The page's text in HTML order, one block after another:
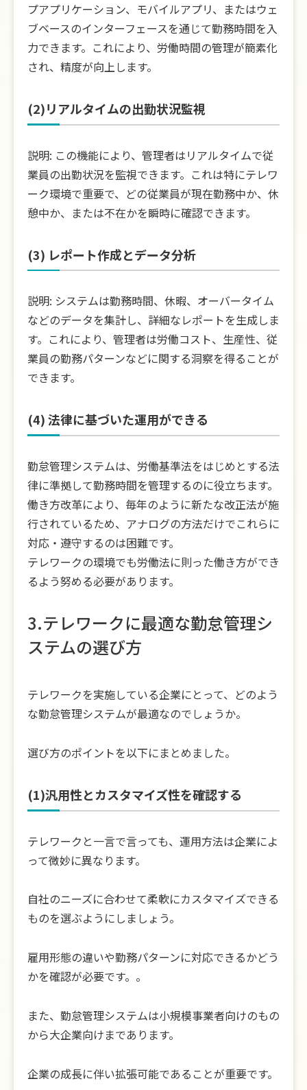
プアプリケーション、モバイルアプリ、またはウェ
ブベースのインターフェースを通じて勤務時間を入
力できます。これにより、労働時間の管理が簡素化
され、精度が向上します。
(2)リアルタイムの出勤状況監視
説明: この機能により、管理者はリアルタイムで従
業員の出勤状況を監視できます。これは特にテレワ
ーク環境で重要で、どの従業員が現在勤務中か、休
憩中か、または不在かを瞬時に確認できます。
(3) レポート作成とデータ分析
説明: システムは勤務時間、休暇、オーバータイム
などのデータを集計し、詳細なレポートを生成しま
す。これにより、管理者は労働コスト、生産性、従
業員の勤務パターンなどに関する洞察を得ることが
できます。
(4) 法律に基づいた運用ができる
勤怠管理システムは、労働基準法をはじめとする法
律に準拠して勤務時間を管理するのに役立ちます。
働き方改革により、毎年のように新たな改正法が施
行されているため、アナログの方法だけでこれらに
対応・遵守するのは困難です。
テレワークの環境でも労働法に則った働き方ができ
るよう努める必要があります。
3.テレワークに最適な勤怠管理シ
ステムの選び方
テレワークを実施している企業にとって、どのよう
な勤怠管理システムが最適なのでしょうか。
選び方のポイントを以下にまとめました。
(1)汎用性とカスタマイズ性を確認する
テレワークと一言で言っても、運用方法は企業によ
って微妙に異なります。
自社のニーズに合わせて柔軟にカスタマイズできる
ものを選ぶようにしましょう。
雇用形態の違いや勤務パターンに対応できるかどう
かを確認が必要です。。
また、勤怠管理システムは小規模事業者向けのもの
から大企業向けまであります。
企業の成長に伴い拡張可能であることが重要です。